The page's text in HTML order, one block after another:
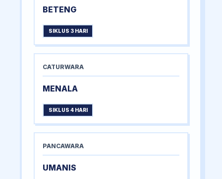
BETENG
SIKLUS 3 HARI
CATURWARA
MENALA
SIKLUS 4 HARI
PANCAWARA
UMANIS